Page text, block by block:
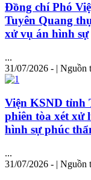
Đồng chí Phó
Tuyên Quang
xử vụ án hình sự
...
31/07/2026 - | Nguồn
Viện KSND tỉnh
phiên tòa xét xử
hình sự phúc
...
31/07/2026 - | Nguồn